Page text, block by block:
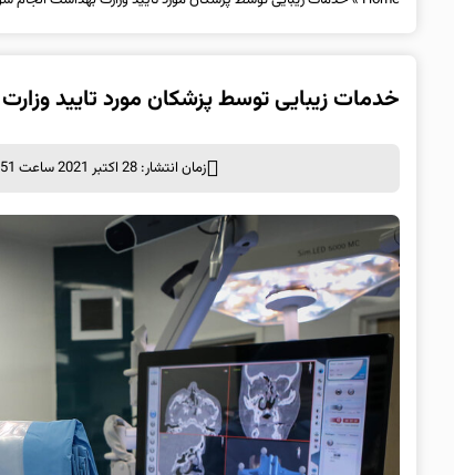
خدمات زیبایی توسط پزشکان مورد تایید
زمان انتشار: 28 اکتبر 2021 ساعت 18:51